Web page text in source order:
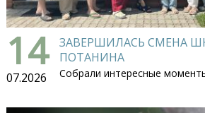
14
07.2026
ЗАВЕРШИЛАСЬ СМЕНА
ПОТАНИНА
Собрали интересные